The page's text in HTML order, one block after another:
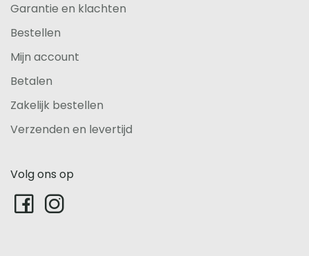
Garantie en klachten
Bestellen
Mijn account
Betalen
Zakelijk bestellen
Verzenden en levertijd
Volg ons op